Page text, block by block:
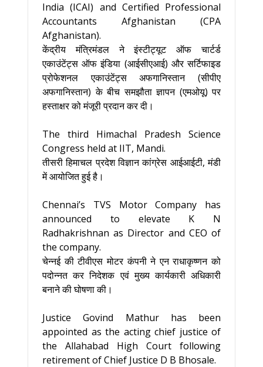
India (ICAI) and Certified Professional
Accountants Afghanistan (CPA
Afghanistan).
केंद्रीय मंत्रिमंडल ने इंस्टीट्यूट ऑफ चार्टर्ड
एकाउंटेंट्स ऑफ इंडिया (आईसीएआई) और सर्टिफाइड
प्रोफेशनल एकाउंटेंट्स अफगानिस्तान (सीपीए
अफगानिस्तान) के बीच समझौता ज्ञापन (एमओयू) पर
हस्ताक्षर को मंजूरी प्रदान कर दी।
The third Himachal Pradesh Science
Congress held at IIT, Mandi.
तीसरी हिमाचल प्रदेश विज्ञान कांग्रेस आईआईटी, मंडी
में आयोजित हुई है।
Chennai’s TVS Motor Company has
announced to elevate K N
Radhakrishnan as Director and CEO of
the company.
चेन्नई की टीवीएस मोटर कंपनी ने एन राधाकृष्णन को
पदोन्नत कर निदेशक एवं मुख्य कार्यकारी अधिकारी
बनाने की घोषणा की।
Justice Govind Mathur has been
appointed as the acting chief justice of
the Allahabad High Court following
retirement of Chief Justice D B Bhosale.